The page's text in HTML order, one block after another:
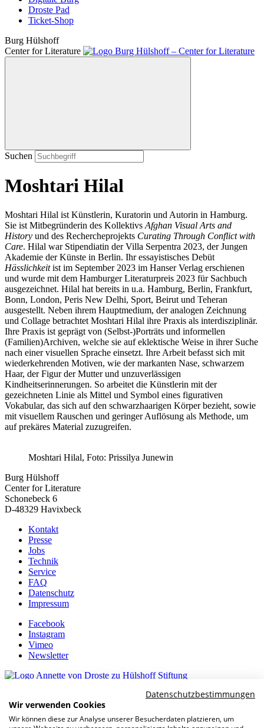
Droste Pad
Ticket-Shop
Burg Hülshoff
Center for Literature
Suchen
Moshtari Hilal
Moshtari Hilal ist Künstlerin, Kuratorin und Autorin in Hamburg.
Sie ist Mitbegründerin des Kollektivs Afghan Visual Arts and
History und des Rechercheprojekts Curating Through Conflict with
Care. Hilal war Stipendiatin der Villa Serpentra 2023, der Jungen
Akademie der Künste in Berlin. Ihr essayistisches Debüt
Hässlichkeitist im September 2023 im Hanser Verlag erschienen
und wurde mit dem Hamburger Literaturpreis 2023 für Sachbuch
ausgezeichnet. Hilal hat bereits in u.a. Hamburg, Berlin, Frankfurt,
Bonn, London, Peris New Delhi, Sport, Beirut und Teheran
ausgestellt. Neben ihrem Hauptmedium, der analogen Zeichnung
und Collage betrachtet Moshtari Hilal ihre Praxis als interdisziplinär.
Ihre Praxis ist geprägt von (Selbst-)Porträts und informellen
(Familien)Archiven, welche sie auf eklektische Weise in ihrer Suche
nach einer visuellen Sprache einsetzt. Ihre Arbeit befasst sich mit
wiederkehrenden Motiven, wie der markanten Nase, schwarzem
Haar, der Figur der Mutter und unzuverlässigen
Kindheitserinnerungen. So arbeitet die Künstlerin mit der
gezeichneten Linie als Mittel und Symbol eines figurativen
Vokabular, das sich auf den schwarzhaarigen Körper bezieht, sowie
mit visuellem Rauschen und geringer Auflösung als Methode, um
auf prekäres Material zuzugreifen.
Moshtari Hilal, Foto: Prissilya Junewin
Burg Hülshoff
Center for Literature
Schonebeck 6
D-48329 Havixbeck
Kontakt
Presse
Jobs
Technik
Service
FAQ
Datenschutz
Impressum
Facebook
Instagram
Vimeo
Newsletter
Datenschutzbestimmungen
Wir verwenden Cookies
Wir können diese zur Analyse unserer Besucherdaten platzieren, um